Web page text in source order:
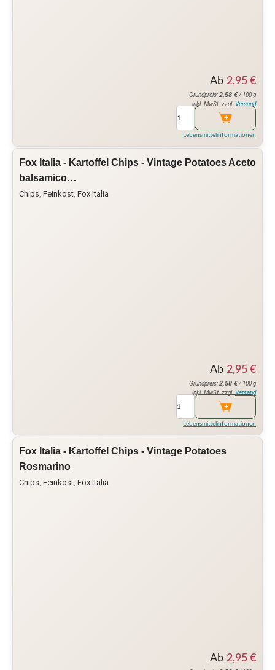
Ab 2,95 €
Grundpreis:2,58 €/ 100 g
inkl. MwSt. zzgl. Versand
Lebensmittelinformationen
Fox Italia - Kartoffel Chips - Vintage Potatoes Aceto
balsamico…
Chips, Feinkost, Fox Italia
Ab 2,95 €
Grundpreis:2,58 €/ 100 g
inkl. MwSt. zzgl. Versand
Lebensmittelinformationen
Fox Italia - Kartoffel Chips - Vintage Potatoes
Rosmarino
Chips, Feinkost, Fox Italia
Ab 2,95 €